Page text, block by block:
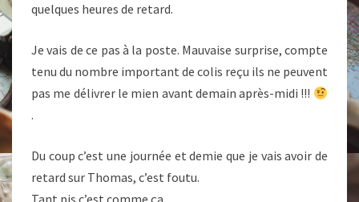
quelques heures de retard.
Je vais de ce pas à la poste. Mauvaise surprise, compte
tenu du nombre important de colis reçu ils ne peuvent
pas me délivrer le mien avant demain après-midi !!!
.
Du coup c’est une journée et demie que je vais avoir de
retard sur Thomas, c’est foutu.
Tant pis c’est comme ça.